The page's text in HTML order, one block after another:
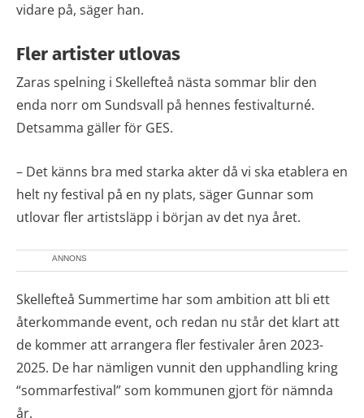
vidare på, säger han.
Fler artister utlovas
Zaras spelning i Skellefteå nästa sommar blir den
enda norr om Sundsvall på hennes festivalturné.
Detsamma gäller för GES.
– Det känns bra med starka akter då vi ska etablera en
helt ny festival på en ny plats, säger Gunnar som
utlovar fler artistsläpp i början av det nya året.
ANNONS
Skellefteå Summertime har som ambition att bli ett
återkommande event, och redan nu står det klart att
de kommer att arrangera fler festivaler åren 2023-
2025. De har nämligen vunnit den upphandling kring
“sommarfestival” som kommunen gjort för nämnda
år.